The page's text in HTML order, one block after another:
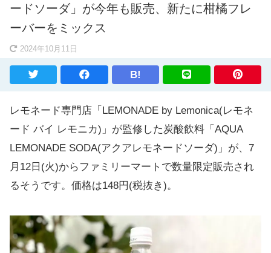
ードソーダ」が今年も販売、新たに柑橘フレ
ーバーをミックス
2024年10月11日
B!
レモネード専門店「LEMONADE by Lemonica(レモネ
ード バイ レモニカ)」が監修した炭酸飲料「AQUA
LEMONADE SODA(アクアレモネードソーダ)」が、7
月12日(火)からファミリーマートで数量限定販売され
るそうです。価格は148円(税抜き)。